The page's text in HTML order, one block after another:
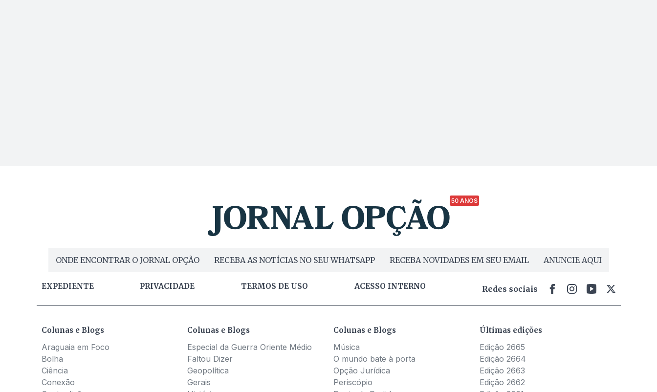
50 ANOS
ONDE ENCONTRAR O JORNAL OPÇÃO RECEBA AS NOTÍCIAS NO SEU WHATSAPP RECEBA NOVIDADES EM SEU EMAIL ANUNCIE AQUI
EXPEDIENTE PRIVACIDADE TERMOS DE USO ACESSO INTERNO Redes sociais
Colunas e Blogs
Araguaia em Foco
Bolha
Ciência
Conexão
Colunas e Blogs
Especial da Guerra Oriente Médio
Faltou Dizer
Geopolítica
Gerais
Colunas e Blogs
Música
O mundo bate à porta
Opção Jurídica
Periscópio
Últimas edições
Edição 2665
Edição 2664
Edição 2663
Edição 2662